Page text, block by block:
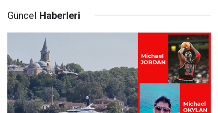
Güncel Haberleri